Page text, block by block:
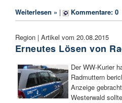
Weiterlesen » | Kommentare: 0
Region | Artikel vom 20.08.2015
Erneutes Lösen von
Der WW-Kurier
Radmuttern
Anzeige
Westerwald